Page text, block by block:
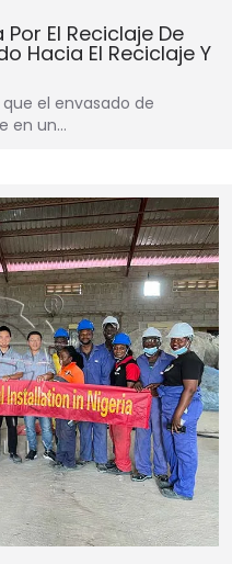
El Reciclaje De
Hacia El Reciclaje Y
el envasado de
en un…